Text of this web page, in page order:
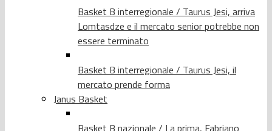
Basket B interregionale / Taurus Jesi, arriva
Lomtasdze e il mercato senior potrebbe non
essere terminato
Basket B interregionale / Taurus Jesi, il
mercato prende forma
Janus Basket
Basket B nazionale / La prima, Fabriano